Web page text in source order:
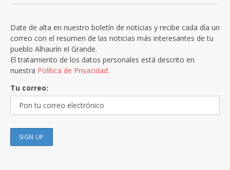
Date de alta en nuestro boletín de noticias y recibe cada día un
correo con el resumen de las noticias más interesantes de tu
pueblo Alhaurín el Grande.
El tratamiento de los datos personales está descrito en
nuestra Política de Privacidad.
Tu correo: